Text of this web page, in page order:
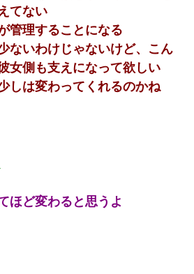
てない
管理することになる
ないわけじゃないけど、こん
女側も支えになって欲しい
しは変わってくれるのかね
ほど変わると思うよ